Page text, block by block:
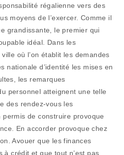
régalienne vers des
moyens de l’exercer. Comme il
grandissante, le premier qui
idéal. Dans les
où l’on établit les demandes
nationale d’identité les mises en
les remarques
personnel atteignent une telle
des rendez-vous les
de construire provoque
En accorder provoque chez
Avouer que les finances
à crédit et que tout n’est pas